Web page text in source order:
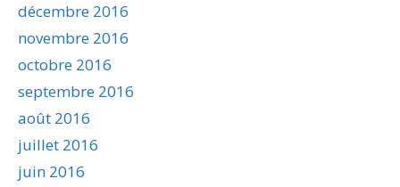
décembre 2016
novembre 2016
octobre 2016
septembre 2016
août 2016
juillet 2016
juin 2016